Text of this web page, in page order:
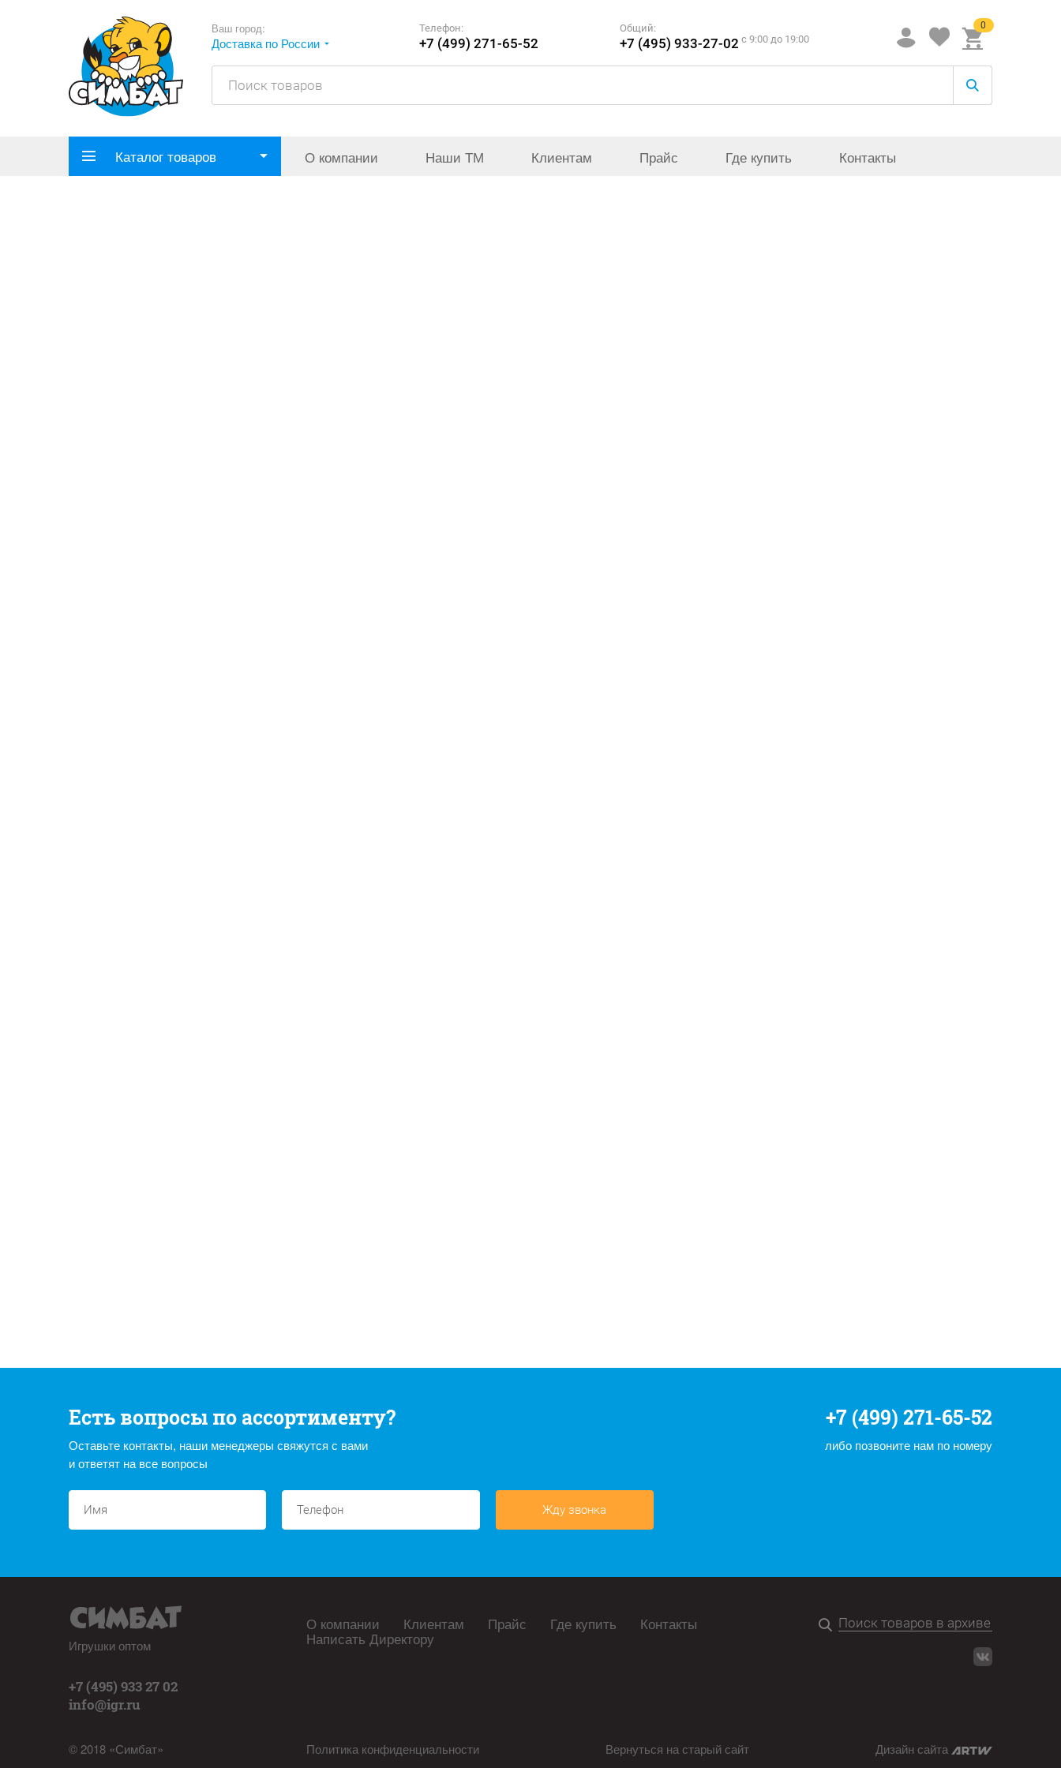
Ваш город:
Доставка по России
Телефон:
+7 (499) 271-65-52
Общий:
+7 (495) 933-27-02 c 9:00 до 19:00
0
Каталог товаров О компании Наши ТМ Клиентам Прайс Где купить Контакты
Есть вопросы по ассортименту?
Оставьте контакты, наши менеджеры свяжутся с вами
и ответят на все вопросы
+7 (499) 271-65-52
либо позвоните нам по номеру
Жду звонка
Игрушки оптом
+7 (495) 933 27 02
info@igr.ru
© 2018 «Симбат»
О компании Клиентам Прайс Где купить Контакты
Написать Директору
Политика конфиденциальности Вернуться на старый сайт Дизайн сайта